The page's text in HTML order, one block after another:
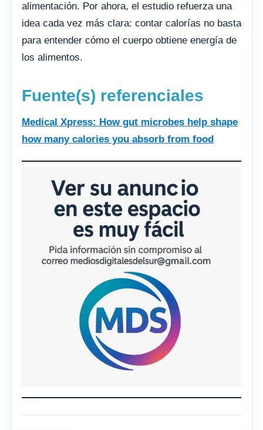
alimentación. Por ahora, el estudio refuerza una
idea cada vez más clara: contar calorías no basta
para entender cómo el cuerpo obtiene energía de
los alimentos.
Fuente(s) referenciales
Medical Xpress: How gut microbes help shape
how many calories you absorb from food